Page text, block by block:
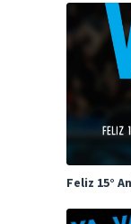
Feliz 15°